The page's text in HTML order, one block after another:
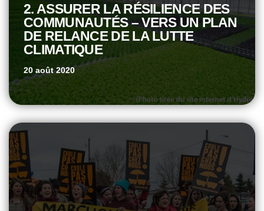
2. ASSURER LA RÉSILIENCE DES
COMMUNAUTÉS – VERS UN PLAN
DE RELANCE DE LA LUTTE
CLIMATIQUE
20 août 2020